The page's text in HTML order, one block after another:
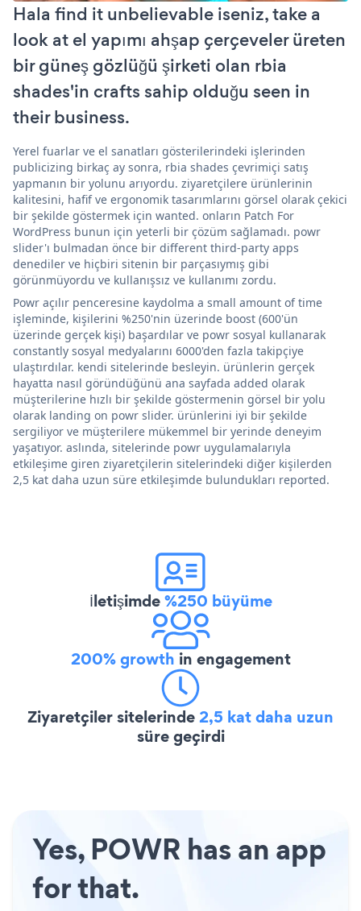
Hala find it unbelievable iseniz, take a
look at el yapımı ahşap çerçeveler üreten
bir güneş gözlüğü şirketi olan rbia
shades'in crafts sahip olduğu seen in
their business.
Yerel fuarlar ve el sanatları gösterilerindeki işlerinden
publicizing birkaç ay sonra, rbia shades çevrimiçi satış
yapmanın bir yolunu arıyordu. ziyaretçilere ürünlerinin
kalitesini, hafif ve ergonomik tasarımlarını görsel olarak çekici
bir şekilde göstermek için wanted. onların Patch For
WordPress bunun için yeterli bir çözüm sağlamadı. powr
slider'ı bulmadan önce bir different third-party apps
denediler ve hiçbiri sitenin bir parçasıymış gibi
görünmüyordu ve kullanışsız ve kullanımı zordu.
Powr açılır penceresine kaydolma a small amount of time
işleminde, kişilerini %250'nin üzerinde boost (600'ün
üzerinde gerçek kişi) başardılar ve powr sosyal kullanarak
constantly sosyal medyalarını 6000'den fazla takipçiye
ulaştırdılar. kendi sitelerinde besleyin. ürünlerin gerçek
hayatta nasıl göründüğünü ana sayfada added olarak
müşterilerine hızlı bir şekilde göstermenin görsel bir yolu
olarak landing on powr slider. ürünlerini iyi bir şekilde
sergiliyor ve müşterilere mükemmel bir yerinde deneyim
yaşatıyor. aslında, sitelerinde powr uygulamalarıyla
etkileşime giren ziyaretçilerin sitelerindeki diğer kişilerden
2,5 kat daha uzun süre etkileşimde bulundukları reported.
İletişimde%250 büyüme
200% growth in engagement
Ziyaretçiler sitelerinde2,5 kat daha uzun
süre geçirdi
Yes, POWR has an app
for that.